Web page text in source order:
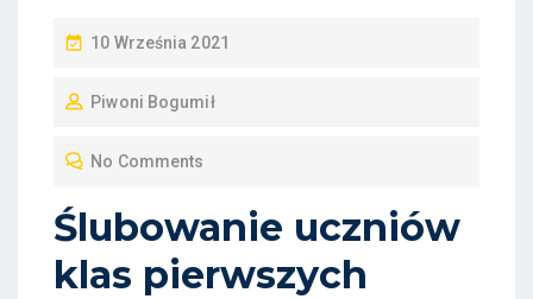
P
S
O
N
10 Września 2021
Piwoni Bogumił
No Comments
Ślubowanie uczniów
klas pierwszych